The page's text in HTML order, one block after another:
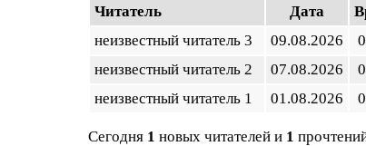
Читатель Дата
неизвестный читатель 3
09.08.2026
неизвестный читатель 2
07.08.2026
неизвестный читатель 1
01.08.2026
Сегодня 1 новых читателей и 1